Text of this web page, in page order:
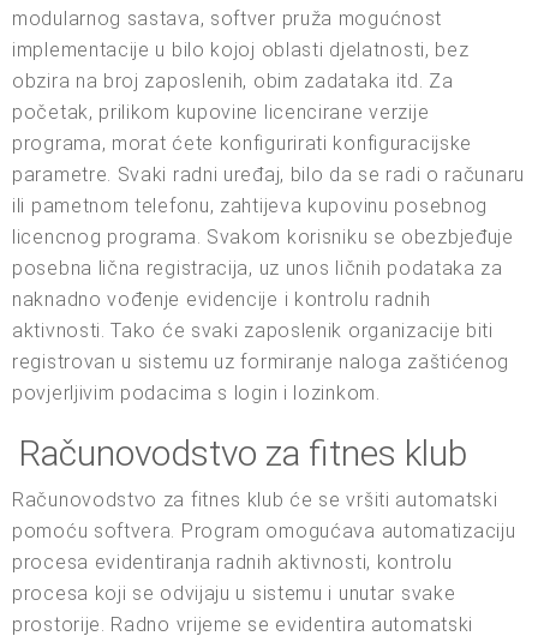
modularnog sastava, softver pruža mogućnost
implementacije u bilo kojoj oblasti djelatnosti, bez
obzira na broj zaposlenih, obim zadataka itd. Za
početak, prilikom kupovine licencirane verzije
programa, morat ćete konfigurirati konfiguracijske
parametre. Svaki radni uređaj, bilo da se radi o računaru
ili pametnom telefonu, zahtijeva kupovinu posebnog
licencnog programa. Svakom korisniku se obezbjeđuje
posebna lična registracija, uz unos ličnih podataka za
naknadno vođenje evidencije i kontrolu radnih
aktivnosti. Tako će svaki zaposlenik organizacije biti
registrovan u sistemu uz formiranje naloga zaštićenog
povjerljivim podacima s login i lozinkom.
Računovodstvo za fitnes klub
Računovodstvo za fitnes klub će se vršiti automatski
pomoću softvera. Program omogućava automatizaciju
procesa evidentiranja radnih aktivnosti, kontrolu
procesa koji se odvijaju u sistemu i unutar svake
prostorije. Radno vrijeme se evidentira automatski